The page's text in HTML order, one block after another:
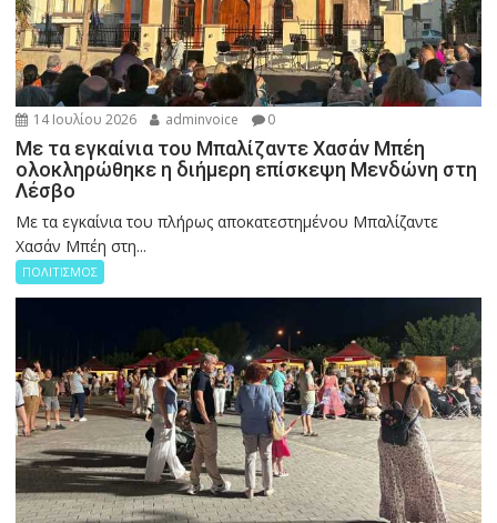
14 Ιουλίου 2026 adminvoice 0
Με τα εγκαίνια του Μπαλίζαντε Χασάν Μπέη
ολοκληρώθηκε η διήμερη επίσκεψη Μενδώνη στη
Λέσβο
Με τα εγκαίνια του πλήρως αποκατεστημένου Μπαλίζαντε
Χασάν Μπέη στη...
ΠΟΛΙΤΙΣΜΟΣ